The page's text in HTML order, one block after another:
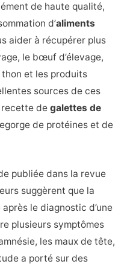
de haute qualité,
d’aliments
aider à récupérer plus
le bœuf d’élevage,
thon et les produits
sources de ces
recette de galettes de
de protéines et de
publiée dans la revue
suggèrent que la
le diagnostic d’une
plusieurs symptômes
les maux de tête,
a porté sur des